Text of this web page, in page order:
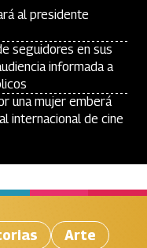
al presidente
seguidores en sus
informada a
una mujer emberá
internacional de cine
Arte